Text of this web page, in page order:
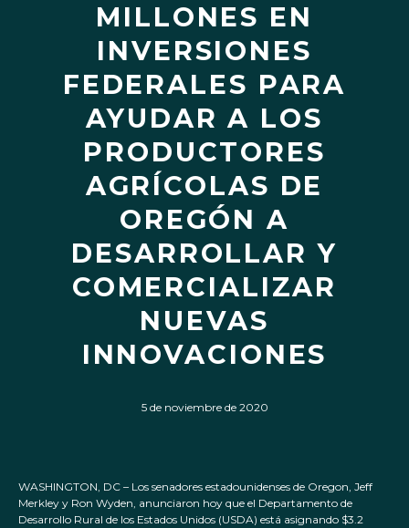
MILLONES EN
INVERSIONES
FEDERALES PARA
AYUDAR A LOS
PRODUCTORES
AGRÍCOLAS DE
OREGÓN A
DESARROLLAR Y
COMERCIALIZAR
NUEVAS
INNOVACIONES
5 de noviembre de 2020
WASHINGTON, DC – Los senadores estadounidenses de Oregon, Jeff
Merkley y Ron Wyden, anunciaron hoy que el Departamento de
Desarrollo Rural de los Estados Unidos (USDA) está asignando $3.2